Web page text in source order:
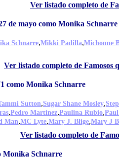
Ver listado completo de
de mayo como Monika Schnarre
Schnarre,Mikki Padilla,Michonne
Ver listado completo de Famosos
como Monika Schnarre
Sutton,Sugar Shane Mosley,
,Pedro Martinez,Paulina Rubio,
Man,MC Lyte,Mary J. Blige,Mary J
Ver listado completo de
Monika Schnarre